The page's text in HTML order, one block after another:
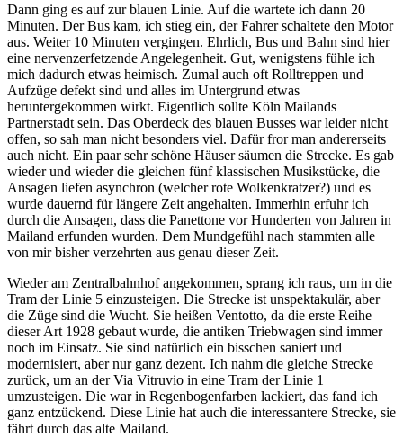
Dann ging es auf zur blauen Linie. Auf die wartete ich dann 20
Minuten. Der Bus kam, ich stieg ein, der Fahrer schaltete den Motor
aus. Weiter 10 Minuten vergingen. Ehrlich, Bus und Bahn sind hier
eine nervenzerfetzende Angelegenheit. Gut, wenigstens fühle ich
mich dadurch etwas heimisch. Zumal auch oft Rolltreppen und
Aufzüge defekt sind und alles im Untergrund etwas
heruntergekommen wirkt. Eigentlich sollte Köln Mailands
Partnerstadt sein. Das Oberdeck des blauen Busses war leider nicht
offen, so sah man nicht besonders viel. Dafür fror man andererseits
auch nicht. Ein paar sehr schöne Häuser säumen die Strecke. Es gab
wieder und wieder die gleichen fünf klassischen Musikstücke, die
Ansagen liefen asynchron (welcher rote Wolkenkratzer?) und es
wurde dauernd für längere Zeit angehalten. Immerhin erfuhr ich
durch die Ansagen, dass die Panettone vor Hunderten von Jahren in
Mailand erfunden wurden. Dem Mundgefühl nach stammten alle
von mir bisher verzehrten aus genau dieser Zeit.
Wieder am Zentralbahnhof angekommen, sprang ich raus, um in die
Tram der Linie 5 einzusteigen. Die Strecke ist unspektakulär, aber
die Züge sind die Wucht. Sie heißen Ventotto, da die erste Reihe
dieser Art 1928 gebaut wurde, die antiken Triebwagen sind immer
noch im Einsatz. Sie sind natürlich ein bisschen saniert und
modernisiert, aber nur ganz dezent. Ich nahm die gleiche Strecke
zurück, um an der Via Vitruvio in eine Tram der Linie 1
umzusteigen. Die war in Regenbogenfarben lackiert, das fand ich
ganz entzückend. Diese Linie hat auch die interessantere Strecke, sie
fährt durch das alte Mailand.